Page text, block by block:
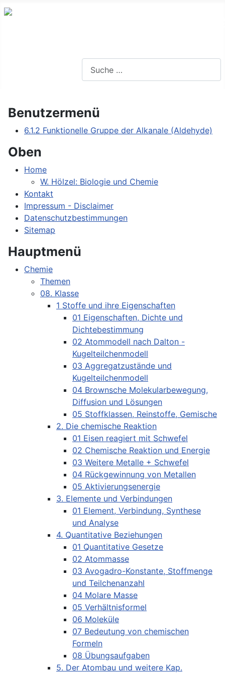
Benutzermenü
6.1.2 Funktionelle Gruppe der Alkanale (Aldehyde)
Oben
Home
W. Hölzel: Biologie und Chemie
Kontakt
Impressum - Disclaimer
Datenschutzbestimmungen
Sitemap
Hauptmenü
Chemie
Themen
08. Klasse
1 Stoffe und ihre Eigenschaften
01 Eigenschaften, Dichte und
Dichtebestimmung
02 Atommodell nach Dalton -
Kugelteilchenmodell
03 Aggregatzustände und
Kugelteilchenmodell
04 Brownsche Molekularbewegung,
Diffusion und Lösungen
05 Stoffklassen, Reinstoffe, Gemische
2. Die chemische Reaktion
01 Eisen reagiert mit Schwefel
02 Chemische Reaktion und Energie
03 Weitere Metalle + Schwefel
04 Rückgewinnung von Metallen
05 Aktivierungsenergie
3. Elemente und Verbindungen
01 Element, Verbindung, Synthese
und Analyse
4. Quantitative Beziehungen
01 Quantitative Gesetze
02 Atommasse
03 Avogadro-Konstante, Stoffmenge
und Teilchenanzahl
04 Molare Masse
05 Verhältnisformel
06 Moleküle
07 Bedeutung von chemischen
Formeln
08 Übungsaufgaben
5. Der Atombau und weitere Kap.